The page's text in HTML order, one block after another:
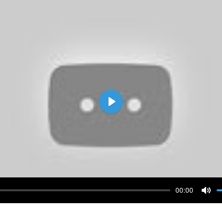
00:00
Воспроизвести